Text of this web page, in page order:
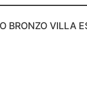
BRONZO VILLA